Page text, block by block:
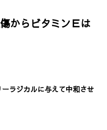
からビタミンＥは
ラジカルに与えて中和させ